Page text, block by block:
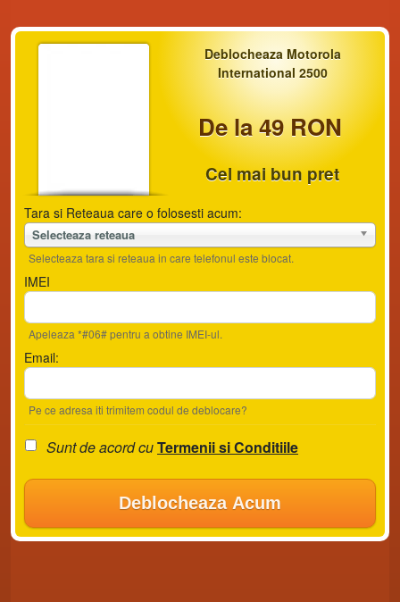
Deblocheaza Motorola
International 2500
De la 49 RON
Cel mai bun pret
Tara si Reteaua care o folosesti acum:
Selecteaza reteaua
Selecteaza tara si reteaua in care telefonul este blocat.
IMEI
Apeleaza *#06# pentru a obtine IMEI-ul.
Email:
Pe ce adresa iti trimitem codul de deblocare?
Sunt de acord cuTermenii si Conditiile
Deblocheaza Acum